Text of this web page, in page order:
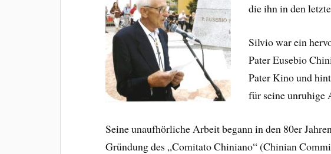
die ihn in den
Silvio war ein
Pater Eusebio
Pater Kino und
für seine unruhige
Seine unaufhörliche Arbeit begann in den 80er
Gründung des „Comitato Chiniano“ (Chinian